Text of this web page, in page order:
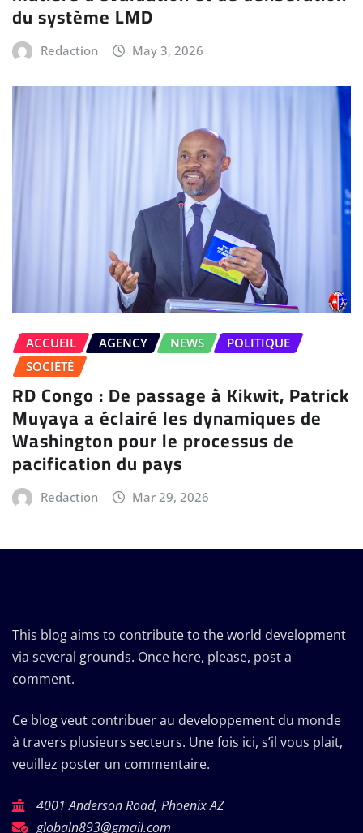
du système LMD
Redaction May 3, 2026
ACCUEIL AGENCY NEWS
POLITIQUE
SOCIÉTÉ
RD Congo : De passage à Kikwit, Patrick
Muyaya a éclairé les dynamiques de
Washington pour le processus de
pacification du pays
Redaction Mar 29, 2026
This blog aims to contribute to the world development
via several grounds. Once here, please, post a
comment.
Ce blog veut contribuer au developpement du monde
à travers plusieurs secteurs. Une fois ici, s’il vous plait,
veuillez poster un commentaire.
4001 Anderson Road, Phoenix AZ
globaln893@gmail.com